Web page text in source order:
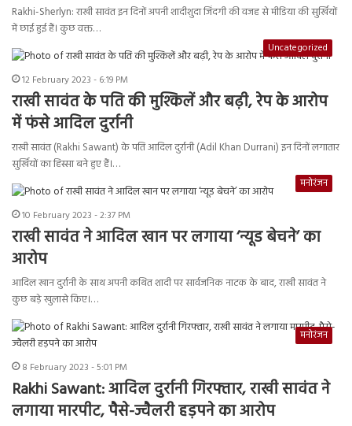
Rakhi-Sherlyn: राखी सावंत इन दिनों अपनी शादीशुदा जिंदगी की वजह से मीडिया की सुर्खियों
में छाई हुई हैं। कुछ वक्त…
Uncategorized
12 February 2023 - 6:19 PM
राखी सावंत के पति की मुश्किलें और बढ़ी, रेप के आरोप
में फंसे आदिल दुर्रानी
राखी सावंत (Rakhi Sawant) के पति आदिल दुर्रानी (Adil Khan Durrani) इन दिनों लगातार
सुर्खियों का हिस्सा बने हुए हैं।…
मनोरंजन
10 February 2023 - 2:37 PM
राखी सावंत ने आदिल खान पर लगाया ‘न्यूड बेचने’ का
आरोप
आदिल खान दुर्रानी के साथ अपनी कथित शादी पर सार्वजनिक नाटक के बाद, राखी सावंत ने
कुछ बड़े खुलासे किए।…
मनोरंजन
8 February 2023 - 5:01 PM
Rakhi Sawant: आदिल दुर्रानी गिरफ्तार, राखी सावंत ने
लगाया मारपीट, पैसे-ज्वैलरी हड़पने का आरोप